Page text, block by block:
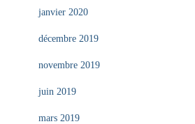
janvier 2020
décembre 2019
novembre 2019
juin 2019
mars 2019